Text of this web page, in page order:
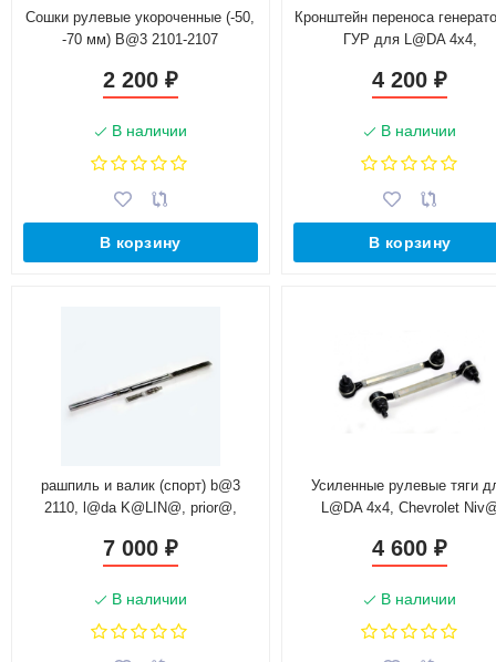
Сошки рулевые укороченные (-50,
-70 мм) B@3 2101-2107
2 200 ₽
В наличии
В корзину
Кронштейн переноса
ГУР для L@DA 4х4,
4 200₽
В наличии
В корзину
рашпиль и валик (спорт) b@3
2110, l@da K@LIN@, prior@,
7 000 ₽
В наличии
Усиленные рулевые тяги
L@DA 4х4, Chevrolet
4 600₽
В наличии